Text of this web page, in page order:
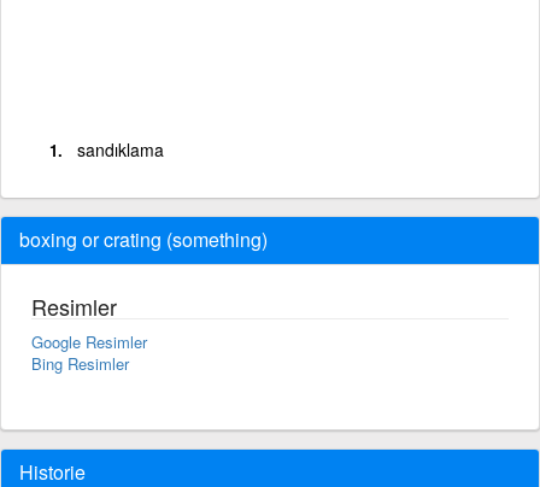
sandıklama
boxing or crating (something)
Resimler
Google Resimler
Bing Resimler
Historie